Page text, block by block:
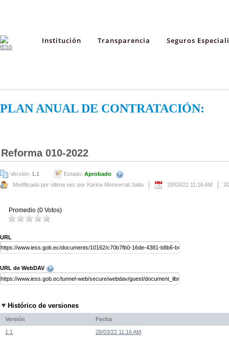
Institución Transparencia Seguros
PLAN ANUAL DE CONTRATACIÓN:
Reforma 010-2022
Versión: 1.1 Estado: Aprobado
Modificado por última vez por Karina Monserrat Salto
28/03/22 11:16 AM
Promedio (0 Votos)
URL
URL de WebDAV
Histórico de versiones
Versión Fecha
1.1 28/03/22 11:16 AM